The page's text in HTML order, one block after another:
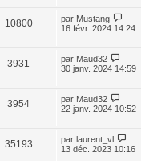
10800 par Mustang
16 févr. 2024 14:24
3931 par Maud32
30 janv. 2024 14:59
3954 par Maud32
22 janv. 2024 10:52
35193 par laurent_vl
13 déc. 2023 10:16